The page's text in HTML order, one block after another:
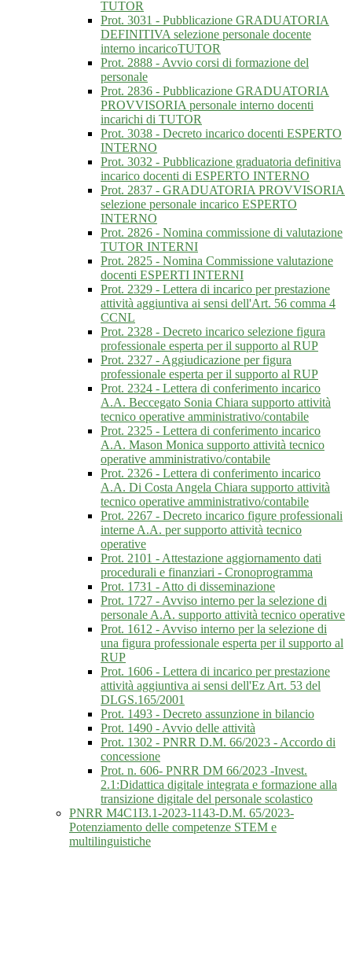
TUTOR
Prot. 3031 - Pubblicazione GRADUATORIA
DEFINITIVA selezione personale docente
interno incaricoTUTOR
Prot. 2888 - Avvio corsi di formazione del
personale
Prot. 2836 - Pubblicazione GRADUATORIA
PROVVISORIA personale interno docenti
incarichi di TUTOR
Prot. 3038 - Decreto incarico docenti ESPERTO
INTERNO
Prot. 3032 - Pubblicazione graduatoria definitiva
incarico docenti di ESPERTO INTERNO
Prot. 2837 - GRADUATORIA PROVVISORIA
selezione personale incarico ESPERTO
INTERNO
Prot. 2826 - Nomina commissione di valutazione
TUTOR INTERNI
Prot. 2825 - Nomina Commissione valutazione
docenti ESPERTI INTERNI
Prot. 2329 - Lettera di incarico per prestazione
attività aggiuntiva ai sensi dell'Art. 56 comma 4
CCNL
Prot. 2328 - Decreto incarico selezione figura
professionale esperta per il supporto al RUP
Prot. 2327 - Aggiudicazione per figura
professionale esperta per il supporto al RUP
Prot. 2324 - Lettera di conferimento incarico
A.A. Beccegato Sonia Chiara supporto attività
tecnico operative amministrativo/contabile
Prot. 2325 - Lettera di conferimento incarico
A.A. Mason Monica supporto attività tecnico
operative amministrativo/contabile
Prot. 2326 - Lettera di conferimento incarico
A.A. Di Costa Angela Chiara supporto attività
tecnico operative amministrativo/contabile
Prot. 2267 - Decreto incarico figure professionali
interne A.A. per supporto attività tecnico
operative
Prot. 2101 - Attestazione aggiornamento dati
procedurali e finanziari - Cronoprogramma
Prot. 1731 - Atto di disseminazione
Prot. 1727 - Avviso interno per la selezione di
personale A.A. supporto attività tecnico operative
Prot. 1612 - Avviso interno per la selezione di
una figura professionale esperta per il supporto al
RUP
Prot. 1606 - Lettera di incarico per prestazione
attività aggiuntiva ai sensi dell'Ez Art. 53 del
DLGS.165/2001
Prot. 1493 - Decreto assunzione in bilancio
Prot. 1490 - Avvio delle attività
Prot. 1302 - PNRR D.M. 66/2023 - Accordo di
concessione
Prot. n. 606- PNRR DM 66/2023 -Invest.
2.1:Didattica digitale integrata e formazione alla
transizione digitale del personale scolastico
PNRR M4C1I3.1-2023-1143-D.M. 65/2023-
Potenziamento delle competenze STEM e
multilinguistiche